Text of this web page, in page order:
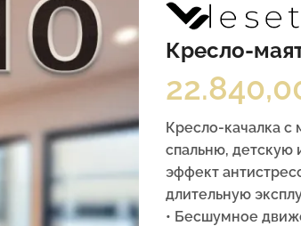
Кресло-
Кресло-качалка с
спальню, детскую
эффект
длительную
• Бесшумное